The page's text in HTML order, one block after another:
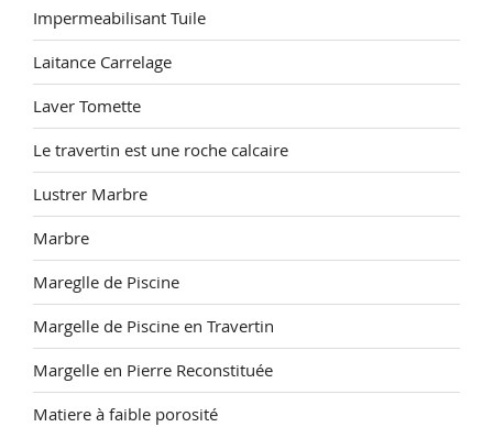
Impermeabilisant Tuile
Laitance Carrelage
Laver Tomette
Le travertin est une roche calcaire
Lustrer Marbre
Marbre
Mareglle de Piscine
Margelle de Piscine en Travertin
Margelle en Pierre Reconstituée
Matiere à faible porosité